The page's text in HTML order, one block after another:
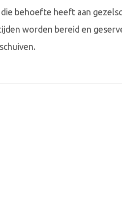
behoefte heeft aan
worden bereid en